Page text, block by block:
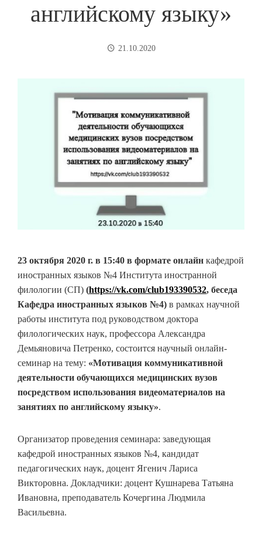
английскому языку»
21.10.2020
23 октября 2020 г. в 15:40 в формате онлайн кафедрой
иностранных языков №4 Института иностранной
филологии (СП) (https://vk.com/club193390532, беседа
Кафедра иностранных языков №4) в рамках научной
работы института под руководством доктора
филологических наук, профессора Александра
Демьяновича Петренко, состоится научный онлайн-
семинар на тему: «Мотивация коммуникативной
деятельности обучающихся медицинских вузов
посредством использования видеоматериалов на
занятиях по английскому языку».
Организатор проведения семинара: заведующая
кафедрой иностранных языков №4, кандидат
педагогических наук, доцент Ягенич Лариса
Викторовна. Докладчики: доцент Кушнарева Татьяна
Ивановна, преподаватель Кочергина Людмила
Васильевна.